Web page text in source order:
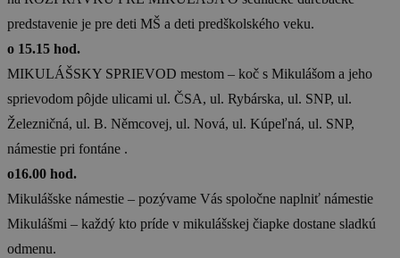
predstavenie je pre deti MŠ a deti predškolského veku.
o 15.15 hod.
MIKULÁŠSKY SPRIEVOD mestom – koč s Mikulášom a jeho
sprievodom pôjde ulicami ul. ČSA, ul. Rybárska, ul. SNP, ul.
Železničná, ul. B. Němcovej, ul. Nová, ul. Kúpeľná, ul. SNP,
námestie pri fontáne .
o16.00 hod.
Mikulášske námestie – pozývame Vás spoločne naplniť námestie
Mikulášmi – každý kto príde v mikulášskej čiapke dostane sladkú
odmenu.